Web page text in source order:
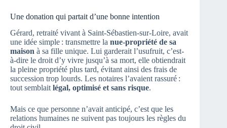
Une donation qui partait d’une bonne intention
Gérard, retraité vivant à Saint-Sébastien-sur-Loire, avait
une idée simple : transmettre la nue-propriété de sa
maison à sa fille unique. Lui garderait l’usufruit, c’est-
à-dire le droit d’y vivre jusqu’à sa mort, elle obtiendrait
la pleine propriété plus tard, évitant ainsi des frais de
succession trop lourds. Les notaires l’avaient rassuré :
tout semblait légal, optimisé et sans risque.
Mais ce que personne n’avait anticipé, c’est que les
relations humaines ne suivent pas toujours les règles du